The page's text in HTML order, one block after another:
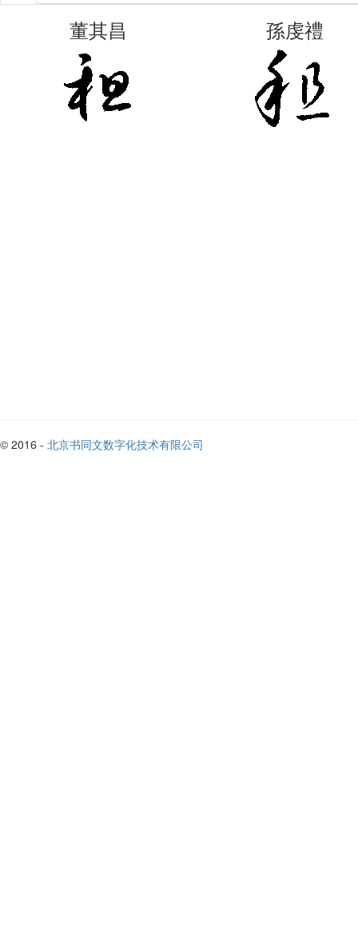
董其昌 孫虔禮
© 2016 - 北京书同文数字化技术有限公司